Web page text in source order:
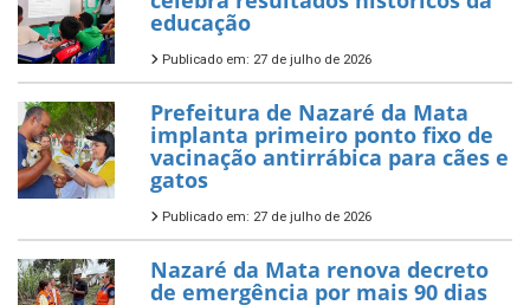
educação
Publicado em: 27 de julho de 2026
Prefeitura de Nazaré da Mata
implanta primeiro ponto fixo de
vacinação antirrábica para cães e
gatos
Publicado em: 27 de julho de 2026
Nazaré da Mata renova decreto
de emergência por mais 90 dias